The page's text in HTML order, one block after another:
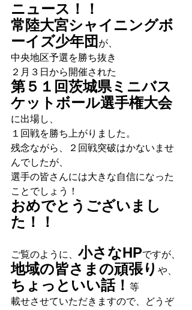
ニュース！！
常陸大宮シャイニングボ
ーイズ少年団 が、
中央地区予選を勝ち抜き
２月３日から開催された
第５１回茨城県ミニバス
ケットボール選手権大会
に出場し、
１回戦を勝ち上がりました。
残念ながら、２回戦突破はかないませ
んでしたが、
選手の皆さんには大きな自信になった
ことでしょう！
おめでとうございまし
た！！
ご覧のように、 小さなHPですが、
地域の皆さまの頑張り や、
ちょっといい話！ 等
載せさせていただきますので、どうぞ